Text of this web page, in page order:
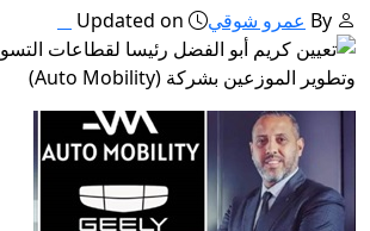
By عمرو شوقي Updated on